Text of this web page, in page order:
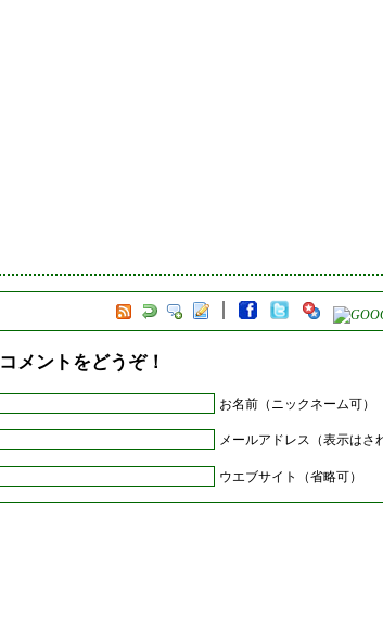
コメントをどうぞ！
お名前（ニックネーム可）
メールアドレス（表示はさ
ウエブサイト（省略可）